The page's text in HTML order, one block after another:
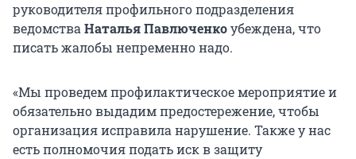
руководителя профильного подразделения
ведомства Наталья Павлюченкоубеждена, что
писать жалобы непременно надо.
«Мы проведем профилактическое мероприятие и
обязательно выдадим предостережение, чтобы
организация исправила нарушение. Также у нас
есть полномочия подать иск в защиту